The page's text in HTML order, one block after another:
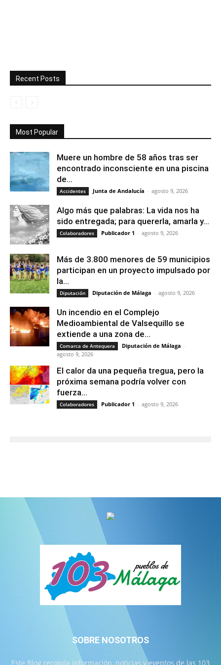
Recent Posts
Most Popular
Muere un hombre de 58 años tras ser
encontrado inconsciente en una piscina
de...
Accidentes Junta de Andalucía - agosto 9, 2026
Algo más que palabras: La vida nos ha
sido entregada; para quererla, amarla y...
Colaboradores Publicador 1 - agosto 9, 2026
Más de 3.800 menores de 59 municipios
participan en un proyecto impulsado por
la...
Diputación Diputación de Málaga - agosto 9, 2026
Un incendio en el Complejo
Medioambiental de Valsequillo se
extiende a una zona de...
Comarca de Antequera Diputación de Málaga -
agosto 9, 2026
El calor da una pequeña tregua, pero la
próxima semana podría volver con
fuerza...
Colaboradores Publicador 1 - agosto 9, 2026
SOBRE NOSOTROS
Este Blog recopila información, noticias y eventos de las 103